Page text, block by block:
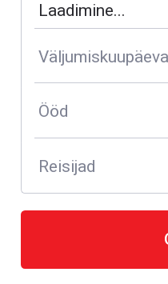
Ööd
Reisijad